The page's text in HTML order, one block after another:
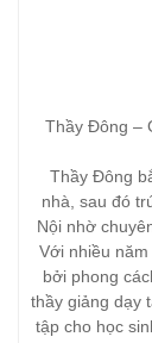
Thầy Đông –
Thầy Đông
nhà, sau đó
Nội nhờ
Với nhiều
bởi phong
thầy giảng dạy
tập cho học